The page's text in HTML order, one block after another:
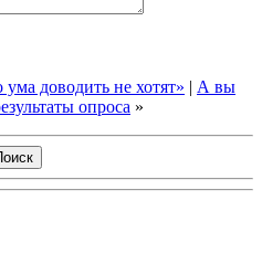
доводить не хотят» | А вы
опроса »